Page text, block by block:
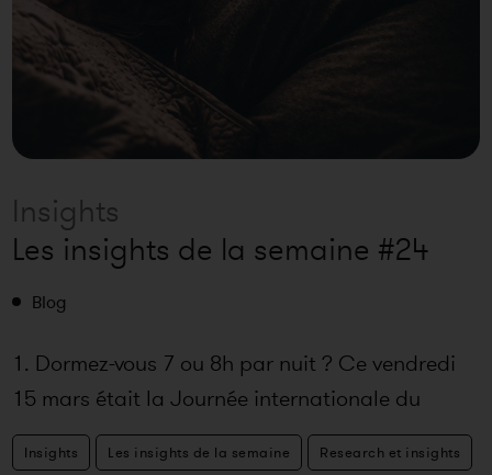
Insights
Les insights de la semaine #24
Blog
1. Dormez-vous 7 ou 8h par nuit ? Ce vendredi
15 mars était la Journée internationale du
sommeil. On ne sait pas trop
Insights Les insights de la semaine Research et insights